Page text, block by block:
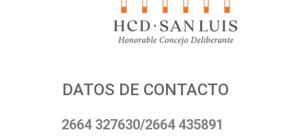
DATOS DE CONTACTO
2664 327630/2664 435891